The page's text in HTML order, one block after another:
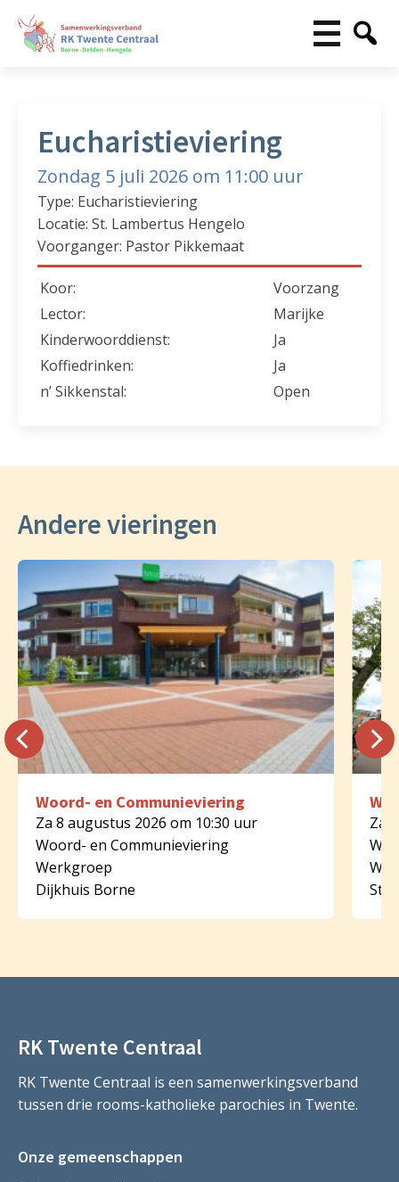
Eucharistieviering
Zondag 5 juli 2026 om 11:00 uur
Type: Eucharistieviering
Locatie: St. Lambertus Hengelo
Voorganger: Pastor Pikkemaat
Koor:
Voorzang
Lector:
Marijke
Kinderwoorddienst:
Ja
Koffiedrinken:
Ja
n’ Sikkenstal:
Open
Andere vieringen
Woord- en Communieviering
Za 8 augustus 2026 om 10:30 uur
Woord- en Communieviering
Werkgroep
Dijkhuis Borne
Za
St.
RK Twente Centraal
RK Twente Centraal is een samenwerkingsverband
tussen drie rooms-katholieke parochies in Twente.
Onze gemeenschappen